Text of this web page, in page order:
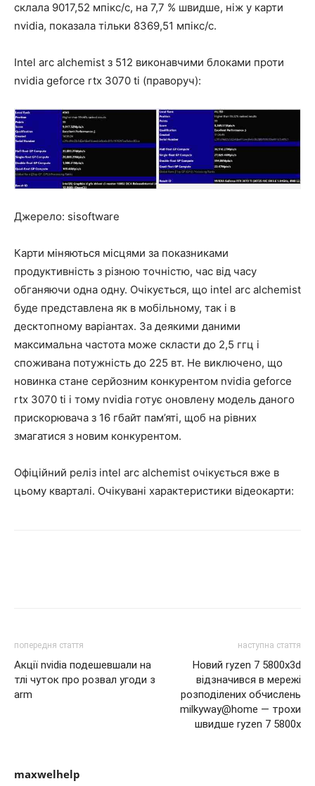
склала 9017,52 мпікс/с, на 7,7 % швидше, ніж у карти
nvidia, показала тільки 8369,51 мпікс/с.
Intel arc alchemist з 512 виконавчими блоками проти
nvidia geforce rtx 3070 ti (праворуч):
Джерело: sisoftware
Карти міняються місцями за показниками
продуктивність з різною точністю, час від часу
обганяючи одна одну. Очікується, що intel arc alchemist
буде представлена як в мобільному, так і в
десктопному варіантах. За деякими даними
максимальна частота може скласти до 2,5 ггц і
споживана потужність до 225 вт. Не виключено, що
новинка стане серйозним конкурентом nvidia geforce
rtx 3070 ti і тому nvidia готує оновлену модель даного
прискорювача з 16 гбайт пам’яті, щоб на рівних
змагатися з новим конкурентом.
Офіційний реліз intel arc alchemist очікується вже в
цьому кварталі. Очікувані характеристики відеокарти:
попередня стаття
Акції nvidia подешевшали на
тлі чуток про розвал угоди з
arm
наступна стаття
Новий ryzen 7 5800x3d
відзначився в мережі
розподілених обчислень
milkyway@home — трохи
швидше ryzen 7 5800x
maxwelhelp